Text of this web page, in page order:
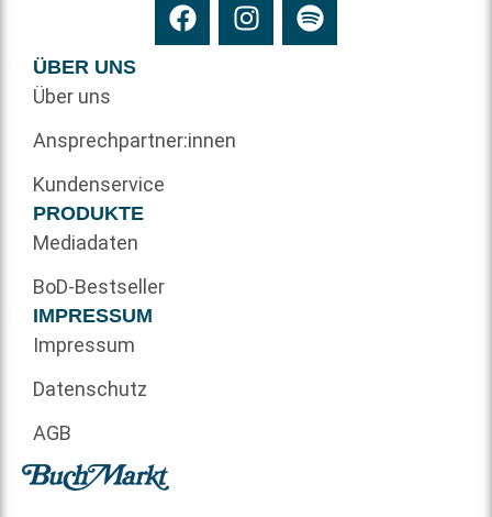
ÜBER UNS
Über uns
Ansprechpartner:innen
Kundenservice
PRODUKTE
Mediadaten
BoD-Bestseller
IMPRESSUM
Impressum
Datenschutz
AGB